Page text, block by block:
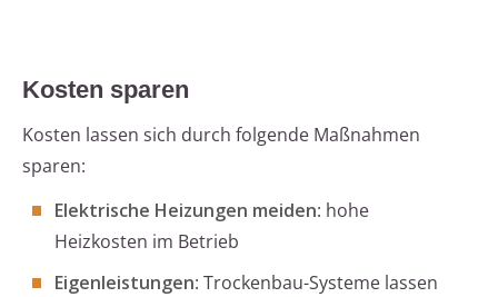
Kosten sparen
Kosten lassen sich durch folgende Maßnahmen
sparen:
Elektrische Heizungen meiden: hohe
Heizkosten im Betrieb
Eigenleistungen: Trockenbau-Systeme lassen